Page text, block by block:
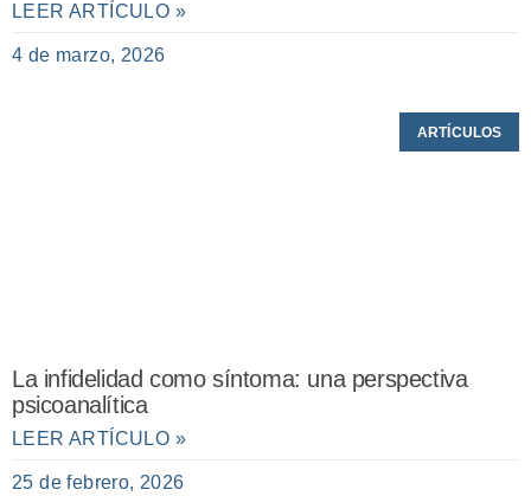
LEER ARTÍCULO »
4 de marzo, 2026
ARTÍCULOS
La infidelidad como síntoma: una perspectiva
psicoanalítica
LEER ARTÍCULO »
25 de febrero, 2026